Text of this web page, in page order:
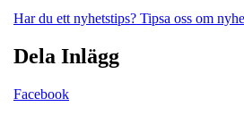
Har du ett nyhetstips? Tipsa oss om
Dela Inlägg
Facebook